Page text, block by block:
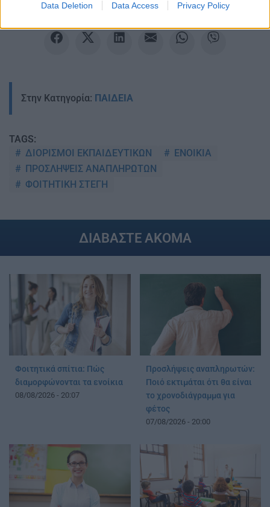
Data Deletion Data Access Privacy Policy
Στην Κατηγορία: ΠΑΙΔΕΙΑ
TAGS:
ΔΙΟΡΙΣΜΟΙ ΕΚΠΑΙΔΕΥΤΙΚΩΝ
ΕΝΟΙΚΙΑ
ΠΡΟΣΛΗΨΕΙΣ ΑΝΑΠΛΗΡΩΤΩΝ
ΦΟΙΤΗΤΙΚΗ ΣΤΕΓΗ
ΔΙΑΒΑΣΤΕ ΑΚΟΜΑ
Φοιτητικά σπίτια: Πώς
διαμορφώνονται τα ενοίκια
08/08/2026 - 20:07
Προσλήψεις αναπληρωτών:
Ποιό εκτιμάται ότι θα είναι
το χρονοδιάγραμμα για
φέτος
07/08/2026 - 20:00